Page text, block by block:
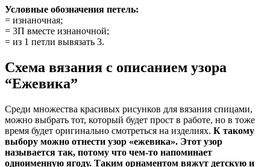
Условные обозначения петель:
= изнаночная;
= 3П вместе изнаночной;
= из 1 петли вывязать 3.
Схема вязания с описанием узора
“Ежевика”
Среди множества красивых рисунков для вязания спицами,
можно выбрать тот, который будет прост в работе, но в тоже
время будет оригинально смотреться на изделиях. К такому
выбору можно отнести узор «ежевика». Этот узор
называется так, потому что чем-то напоминает
одноименную ягоду. Таким орнаментом вяжут детскую и